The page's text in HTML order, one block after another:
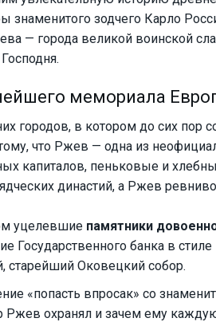
зодчего Карло
— города великой воинской
мемориала
городов, в котором до сих пор
что Ржев — одна из
капиталов, пеньковые и
династий, а Ржев
уцелевшие памятники
Государственного банка в
старейший Оковецкий собор.
«попасть впросак» со
Ржев охранял и зачем ему